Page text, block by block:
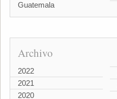
Guatemala
Archivo
2022
2021
2020